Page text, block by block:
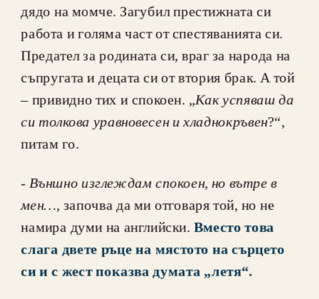
дядо на момче. Загубил престижната си
работа и голяма част от спестяванията си.
Предател за родината си, враг за народа на
съпругата и децата си от втория брак. А той
– привидно тих и спокоен. „Как успяваш да
си толкова уравновесен и хладнокръвен?“,
питам го.
- Външно изглеждам спокоен, но вътре в
мен…, започва да ми отговаря той, но не
намира думи на английски. Вместо това
слага двете ръце на мястото на сърцето
си и с жест показва думата „летя“.